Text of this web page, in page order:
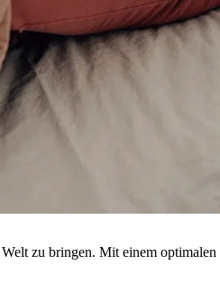
zu bringen. Mit einem